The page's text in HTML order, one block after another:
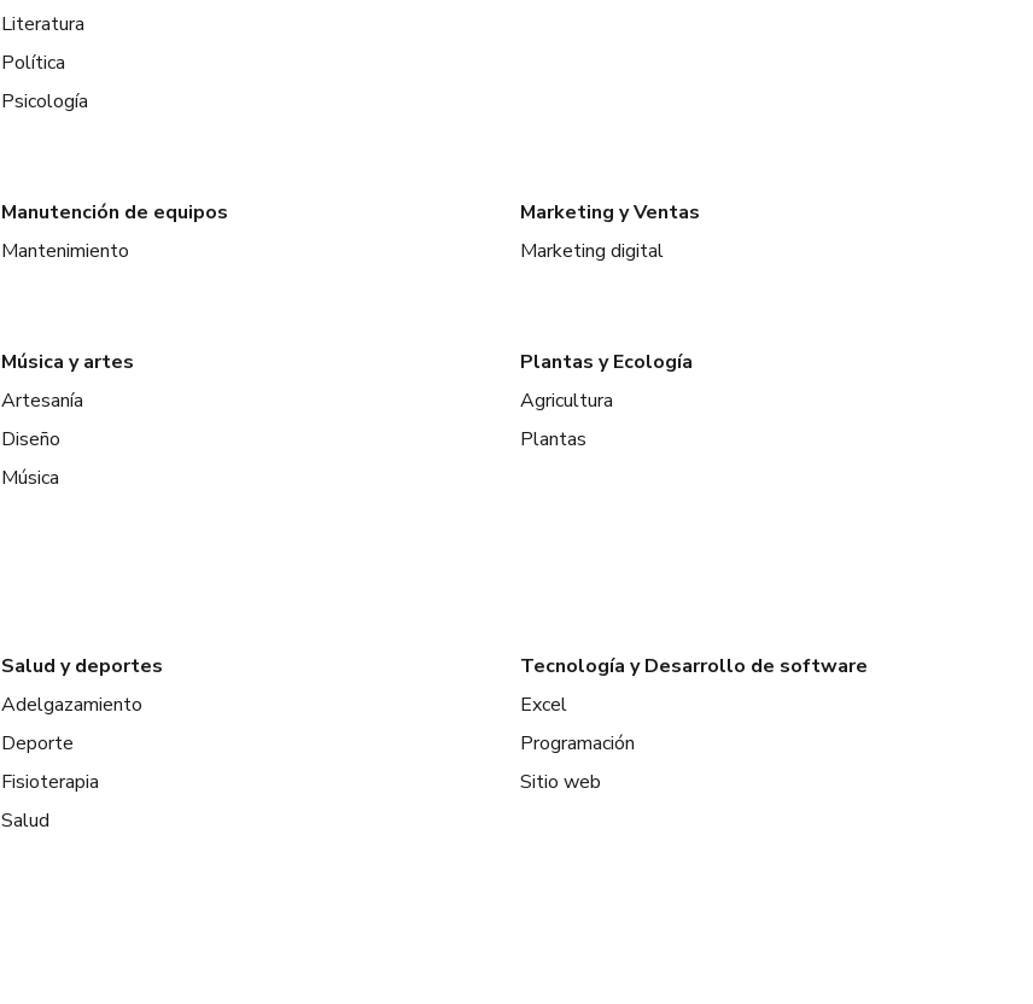
Literatura
Política
Psicología
Manutención de equipos
Mantenimiento
Marketing y Ventas
Marketing digital
Música y artes
Artesanía
Diseño
Música
Plantas y Ecología
Agricultura
Plantas
Salud y deportes
Adelgazamiento
Deporte
Fisioterapia
Salud
Tecnología y Desarrollo de software
Excel
Programación
Sitio web